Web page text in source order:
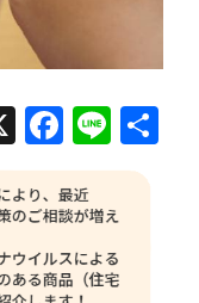
X Line